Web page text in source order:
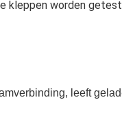
kleppen worden
leeft